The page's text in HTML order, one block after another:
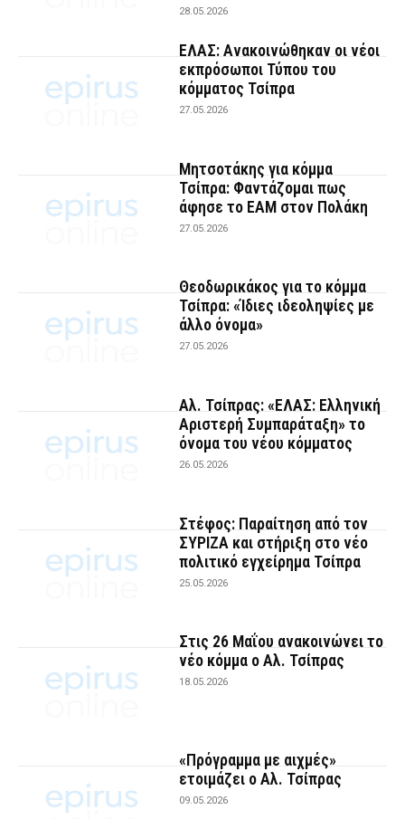
28.05.2026
ΕΛΑΣ: Ανακοινώθηκαν οι νέοι
εκπρόσωποι Τύπου του
κόμματος Τσίπρα
27.05.2026
Μητσοτάκης για κόμμα
Τσίπρα: Φαντάζομαι πως
άφησε το ΕΑΜ στον Πολάκη
27.05.2026
Θεοδωρικάκος για το κόμμα
Τσίπρα: «Ίδιες ιδεοληψίες με
άλλο όνομα»
27.05.2026
Αλ. Τσίπρας: «ΕΛΑΣ: Ελληνική
Αριστερή Συμπαράταξη» το
όνομα του νέου κόμματος
26.05.2026
Στέφος: Παραίτηση από τον
ΣΥΡΙΖΑ και στήριξη στο νέο
πολιτικό εγχείρημα Τσίπρα
25.05.2026
Στις 26 Μαΐου ανακοινώνει το
νέο κόμμα ο Αλ. Τσίπρας
18.05.2026
«Πρόγραμμα με αιχμές»
ετοιμάζει ο Αλ. Τσίπρας
09.05.2026